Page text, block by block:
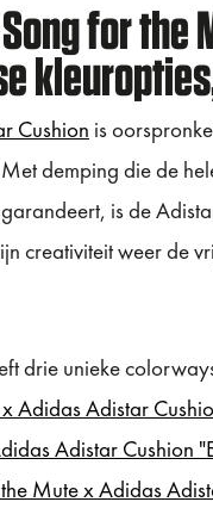
for the
Cushion is
demping die de
is de
creativiteit weer de
drie unieke
Adidas Adistar
Adistar Cushion
Mute x Adidas